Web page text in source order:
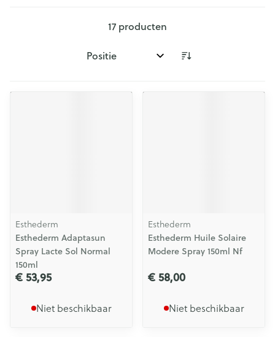
17 producten
Sorteer op:
Esthederm
Esthederm Adaptasun
Spray Lacte Sol Normal
150ml
€ 53,95
Niet beschikbaar
Esthederm
Esthederm Huile Solaire
Modere Spray 150ml Nf
€ 58,00
Niet beschikbaar